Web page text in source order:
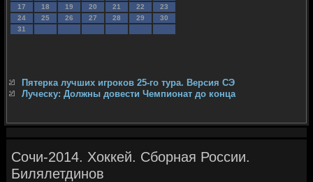
17
18 19 20 21 22
23
24
25 26 27 28 29
30
31
Пятерка лучших игроков 25-го тура. Версия СЭ
Луческу: Должны довести Чемпионат до конца
Сочи-2014. Хоккей. Сборная России.
Билялетдинов